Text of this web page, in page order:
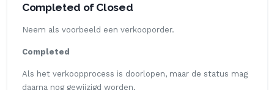
Completed of Closed
Neem als voorbeeld een verkooporder.
Completed
Als het verkoopprocess is doorlopen, maar de status mag
daarna nog gewijzigd worden.